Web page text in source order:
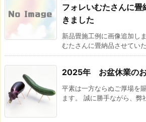
フォレいむたさんに畳
きました
新品畳施工例に画像追加し
むたさんに畳納品させてい
2025年 お盆休業の
平素は一方ならぬご厚場を
ます。 誠に勝手ながら、弊